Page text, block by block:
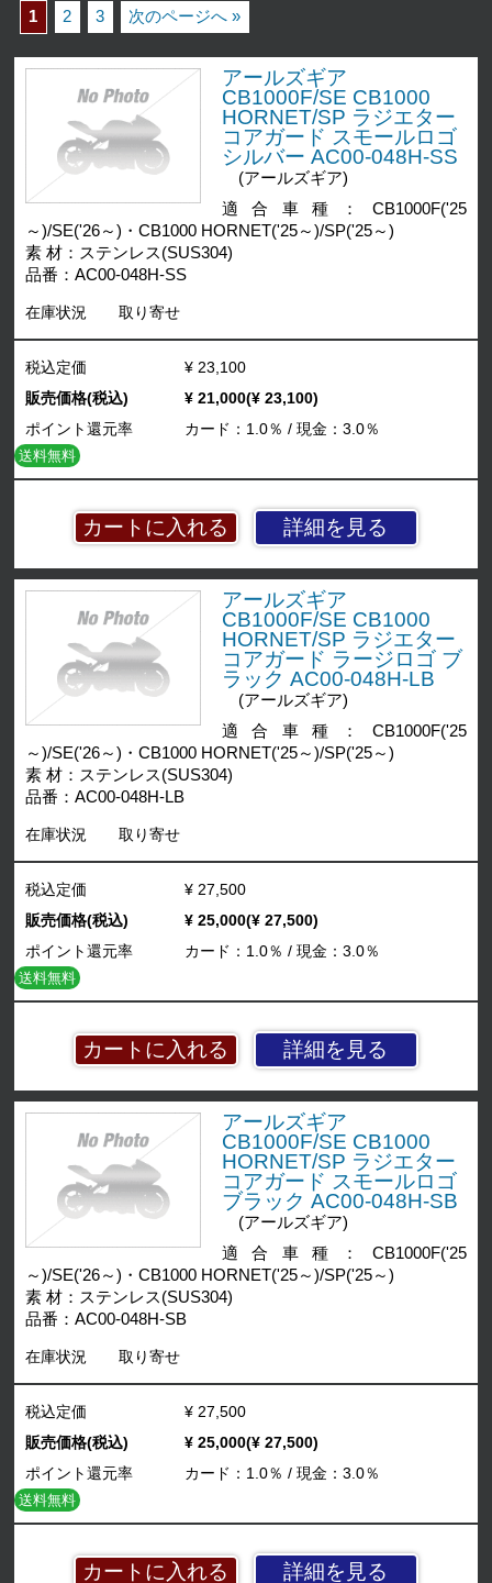
1
2 3 次のページへ »
アールズギア
CB1000F/SE CB1000
HORNET/SP ラジエター
コアガード スモールロゴ
シルバー AC00-048H-SS
(アールズギア)
適合車種：CB1000F('25
～)/SE('26～)・CB1000 HORNET('25～)/SP('25～)
素 材：ステンレス(SUS304)
品番：AC00-048H-SS
在庫状況 取り寄せ
詳細を見る
税込定価
¥ 23,100
販売価格(税込)
¥ 21,000(¥ 23,100)
ポイント還元率
カード：1.0％ / 現金：3.0％
送料無料
アールズギア
CB1000F/SE CB1000
HORNET/SP ラジエター
コアガード ラージロゴ ブ
ラック AC00-048H-LB
(アールズギア)
適合車種：CB1000F('25
～)/SE('26～)・CB1000 HORNET('25～)/SP('25～)
素 材：ステンレス(SUS304)
品番：AC00-048H-LB
在庫状況 取り寄せ
詳細を見る
税込定価
¥ 27,500
販売価格(税込)
¥ 25,000(¥ 27,500)
ポイント還元率
カード：1.0％ / 現金：3.0％
送料無料
アールズギア
CB1000F/SE CB1000
HORNET/SP ラジエター
コアガード スモールロゴ
ブラック AC00-048H-SB
(アールズギア)
適合車種：CB1000F('25
～)/SE('26～)・CB1000 HORNET('25～)/SP('25～)
素 材：ステンレス(SUS304)
品番：AC00-048H-SB
在庫状況 取り寄せ
詳細を見る
税込定価
¥ 27,500
販売価格(税込)
¥ 25,000(¥ 27,500)
ポイント還元率
カード：1.0％ / 現金：3.0％
送料無料